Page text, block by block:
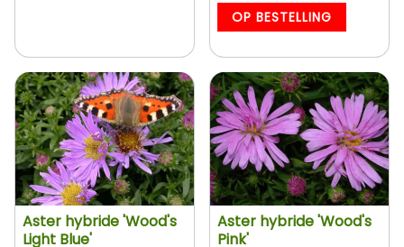
OP BESTELLING
Aster hybride 'Wood's
Light Blue'
Aster hybride 'Wood's
Pink'